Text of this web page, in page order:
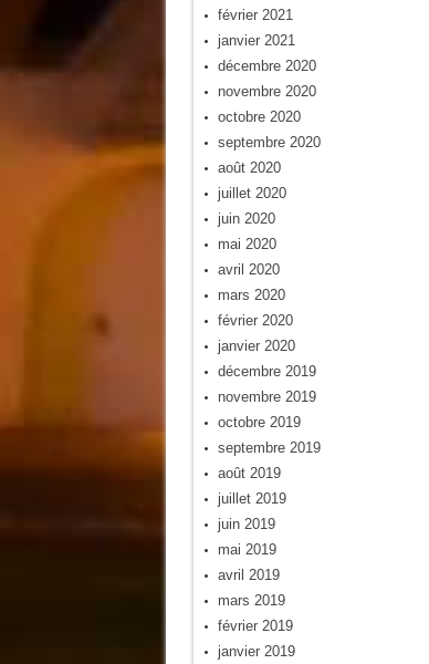
février 2021
janvier 2021
décembre 2020
novembre 2020
octobre 2020
septembre 2020
août 2020
juillet 2020
juin 2020
mai 2020
avril 2020
mars 2020
février 2020
janvier 2020
décembre 2019
novembre 2019
octobre 2019
septembre 2019
août 2019
juillet 2019
juin 2019
mai 2019
avril 2019
mars 2019
février 2019
janvier 2019